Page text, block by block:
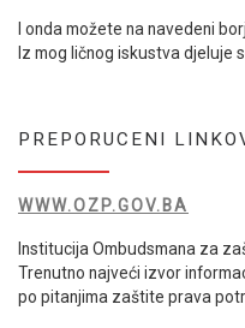
I onda možete na navedeni
Iz mog ličnog iskustva djeluje
PREPORUCENI
WWW.OZP.GOV.BA
Institucija Ombudsmana za
Trenutno najveći izvor
po pitanjima zaštite prava